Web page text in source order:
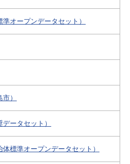
オープンデータセット）
）
ータセット）
標準オープンデータセット）